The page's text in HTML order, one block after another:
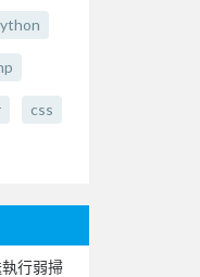
css
行弱掃